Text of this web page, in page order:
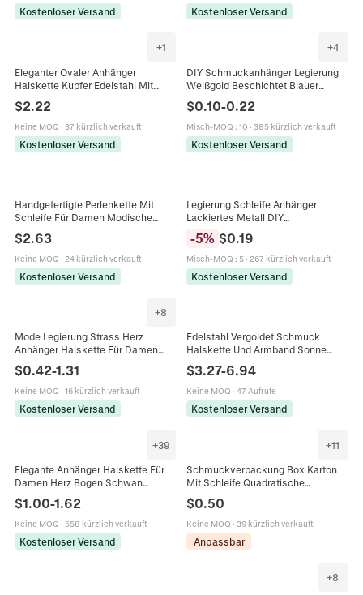
Kostenloser Versand Kostenloser Versand
+1
Eleganter Ovaler Anhänger
Halskette Kupfer Edelstahl Mit
Mikroeinlage Blumenbogen Design
Für Damen
$2.22
Keine MOQ · 37 kürzlich verkauft
Kostenloser Versand
+4
DIY Schmuckanhänger Legierung
Weißgold Beschichtet Blauer
Bär Form Für Halsketten Ohrringe
$0.10-0.22
Misch-MOQ : 10 · 385 kürzlich verkauft
Kostenloser Versand
Handgefertigte Perlenkette Mit
Schleife Für Damen Modische
Nische Edelstahl Mit Facettierten
Kristallperlen Westlicher Stil
$2.63
Keine MOQ · 24 kürzlich verkauft
Kostenloser Versand
Legierung Schleife Anhänger
Lackiertes Metall DIY
Schmuckherstellung Ohrringe
Halskette Handyhülle Deko
Accessoire
-5% $0.19
Misch-MOQ : 5· 267 kürzlich verkauft
Kostenloser Versand
+8
Mode Legierung Strass Herz
Anhänger Halskette Für Damen
Mehrlagige Kreuz Schmetterling
Schleife Choker Gold Silber Kette
Schmuck
$0.42-1.31
Keine MOQ · 16 kürzlich verkauft
Kostenloser Versand
Edelstahl Vergoldet Schmuck
Halskette Und Armband Sonne
Gesicht Herz Schleife
Keramikperlen Blau Weiß Blume
Damen
$3.27-6.94
Keine MOQ · 47 Aufrufe
Kostenloser Versand
+39
Elegante Anhänger Halskette Für
Damen Herz Bogen Schwan
Zirkon Eingelegt Romantischer
Schmuck
$1.00-1.62
Keine MOQ · 558 kürzlich verkauft
Kostenloser Versand
+11
Schmuckverpackung Box Karton
Mit Schleife Quadratische
Halskette Elegantes Etui
$0.50
Keine MOQ · 39 kürzlich verkauft
Anpassbar
+8